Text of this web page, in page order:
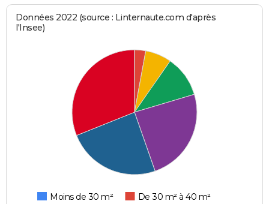
Données 2022 (source : Linternaute.com d'après
l'Insee)
Moins de 30 m²
De 30 m² à 40 m²